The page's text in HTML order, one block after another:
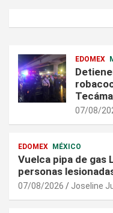
EDOMEX
07/08/
EDOMEX MÉXICO
Vuelca pipa de gas
personas
07/08/2026 Joseline